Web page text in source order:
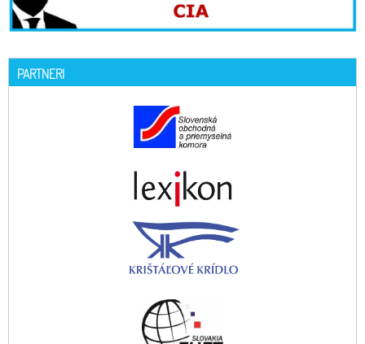
PARTNERI